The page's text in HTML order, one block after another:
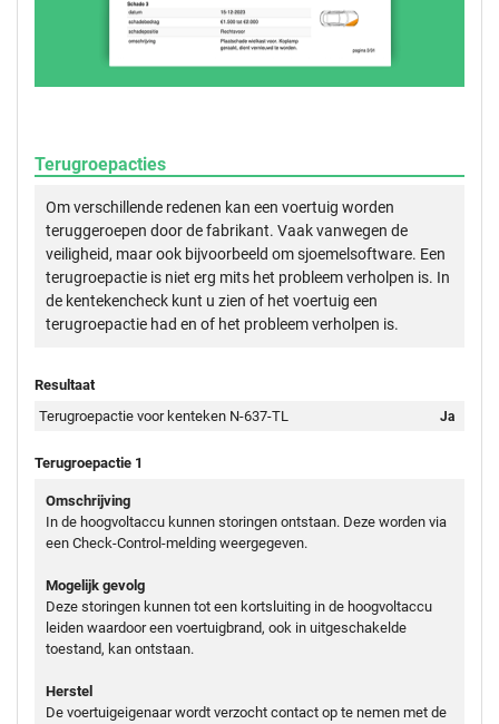
Terugroepacties
Om verschillende redenen kan een voertuig worden
teruggeroepen door de fabrikant. Vaak vanwegen de
veiligheid, maar ook bijvoorbeeld om sjoemelsoftware. Een
terugroepactie is niet erg mits het probleem verholpen is. In
de kentekencheck kunt u zien of het voertuig een
terugroepactie had en of het probleem verholpen is.
Resultaat
Terugroepactie voor kenteken N-637-TL
Ja
Terugroepactie 1
Omschrijving
In de hoogvoltaccu kunnen storingen ontstaan. Deze worden via
een Check-Control-melding weergegeven.
Mogelijk gevolg
Deze storingen kunnen tot een kortsluiting in de hoogvoltaccu
leiden waardoor een voertuigbrand, ook in uitgeschakelde
toestand, kan ontstaan.
Herstel
De voertuigeigenaar wordt verzocht contact op te nemen met de